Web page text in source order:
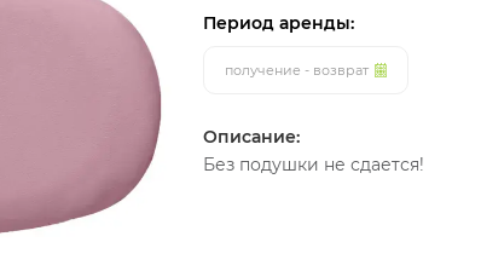
Фуршетная мебель
Барная мебель
Период аренды:
получение - возврат
Описание:
Без подушки не сдается!